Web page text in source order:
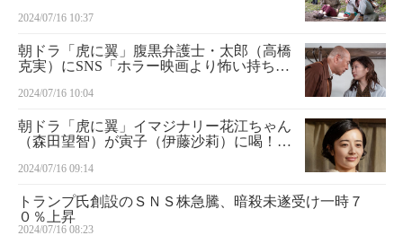
のブーメランか」と反応さまざま
2024/07/16 10:37
朝ドラ「虎に翼」腹黒弁護士・太郎（高橋
克実）にSNS「ホラー映画より怖い持ちつ
2024/07/16 10:04
朝ドラ「虎に翼」イマジナリー花江ちゃん
（森田望智）が寅子（伊藤沙莉）に喝！
感激
2024/07/16 09:14
トランプ氏創設のＳＮＳ株急騰、暗殺未遂受け一時７
０％上昇
2024/07/16 08:23